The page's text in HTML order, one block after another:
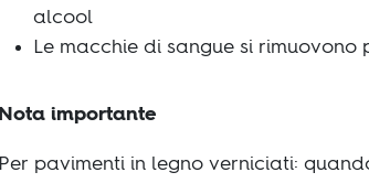
alcool
Le macchie di sangue si
Nota importante
Per pavimenti in legno verniciati: